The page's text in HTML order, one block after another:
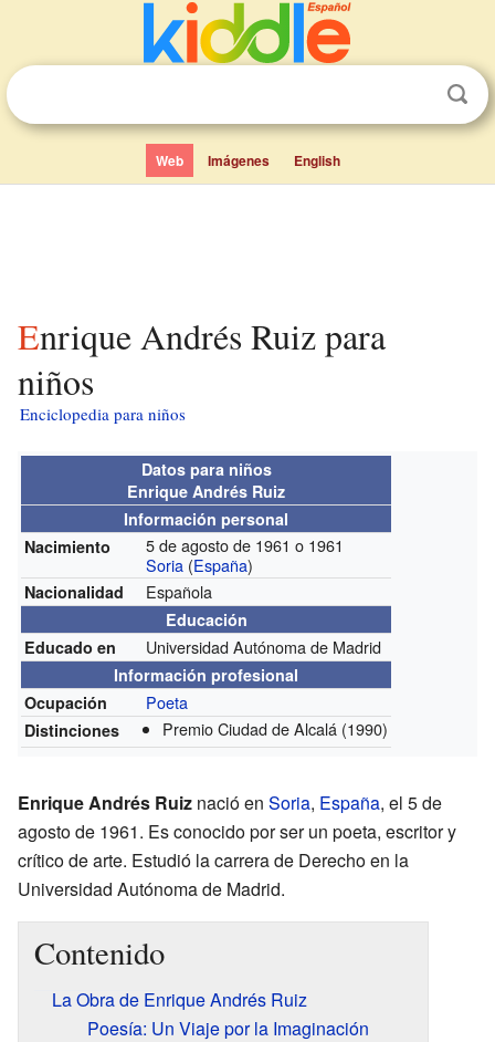
Web Imágenes English
Enrique Andrés Ruiz para
niños
Enciclopedia para niños
Datos para niños
Enrique Andrés Ruiz
Información personal
Nacimiento
5 de agosto de 1961 o 1961
Soria (España)
Nacionalidad Española
Educación
Educado en
Universidad Autónoma de Madrid
Información profesional
Ocupación
Poeta
Distinciones Premio Ciudad de Alcalá (1990)
Enrique Andrés Ruiz nació en Soria, España, el 5 de
agosto de 1961. Es conocido por ser un poeta, escritor y
crítico de arte. Estudió la carrera de Derecho en la
Universidad Autónoma de Madrid.
Contenido
La Obra de Enrique Andrés Ruiz
Poesía: Un Viaje por la Imaginación